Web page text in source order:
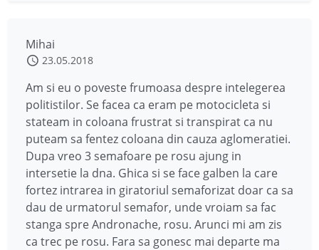
Mihai
23.05.2018
Am si eu o poveste frumoasa despre intelegerea
politistilor. Se facea ca eram pe motocicleta si
stateam in coloana frustrat si transpirat ca nu
puteam sa fentez coloana din cauza aglomeratiei.
Dupa vreo 3 semafoare pe rosu ajung in
intersetie la dna. Ghica si se face galben la care
fortez intrarea in giratoriul semaforizat doar ca sa
dau de urmatorul semafor, unde vroiam sa fac
stanga spre Andronache, rosu. Arunci mi am zis
ca trec pe rosu. Fara sa gonesc mai departe ma